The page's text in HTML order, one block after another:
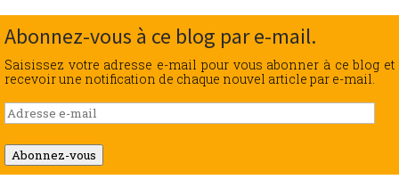
Abonnez-vous à ce blog par e-mail.
Saisissez votre adresse e-mail pour vous abonner à ce blog et
recevoir une notification de chaque nouvel article par e-mail.
Adresse
e-
mail
Abonnez-vous